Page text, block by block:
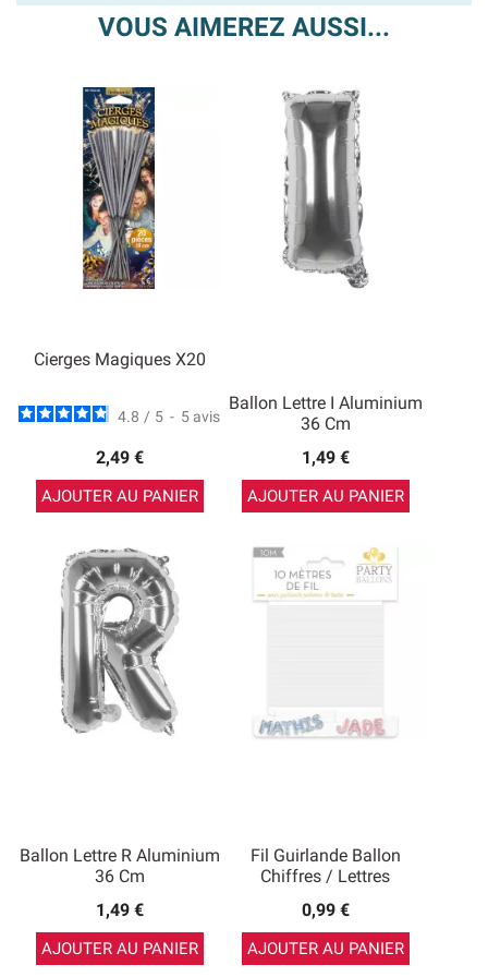
VOUS AIMEREZ AUSSI...
Cierges Magiques X20
4.8 / 5 - 5 avis
2,49 €
AJOUTER AU PANIER
Ballon Lettre I Aluminium
36 Cm
1,49 €
AJOUTER AU PANIER
Ballon Lettre R Aluminium
36 Cm
1,49 €
AJOUTER AU PANIER
Fil Guirlande Ballon
Chiffres / Lettres
0,99 €
AJOUTER AU PANIER